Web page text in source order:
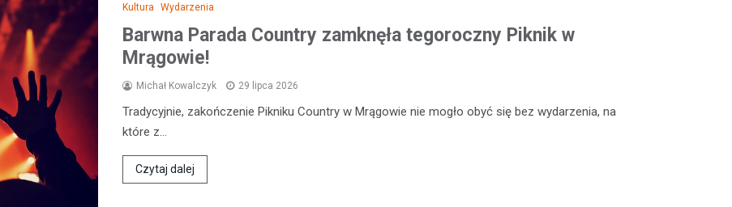
Kultura Wydarzenia
Barwna Parada Country zamknęła tegoroczny Piknik w
Mrągowie!
Michał Kowalczyk 29 lipca 2026
Tradycyjnie, zakończenie Pikniku Country w Mrągowie nie mogło obyć się bez wydarzenia, na
które z…
Czytaj dalej